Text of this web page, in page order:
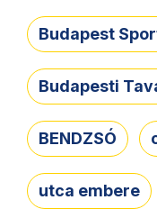
Budapest
Budapesti
BENDZSÓ
utca embere